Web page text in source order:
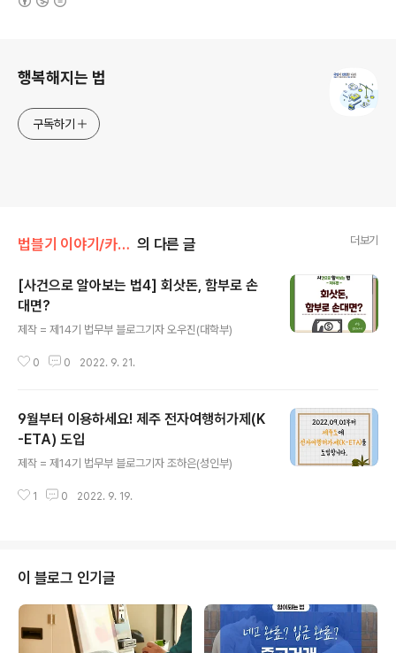
행복해지는 법
구독하기
법블기 이야기/카드로 본 법 의 다른 글 더보기
[사건으로 알아보는 법4] 회삿돈, 함부로 손
대면?
제작 = 제14기 법무부 블로그기자 오우진(대학부)
0 0 2022. 9. 21.
9월부터 이용하세요! 제주 전자여행허가제(K
-ETA) 도입
제작 = 제14기 법무부 블로그기자 조하은(성인부)
1 0 2022. 9. 19.
이 블로그 인기글